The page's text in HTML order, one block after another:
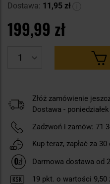
Dostawa: 11,95 zł
199,99 zł
Złóż zamówienie
Dostawa -
Zadzwoń i zamów: 71
Kup teraz, zapłać za 30
Darmowa dostawa od
19 pkt. o wartości 9,50